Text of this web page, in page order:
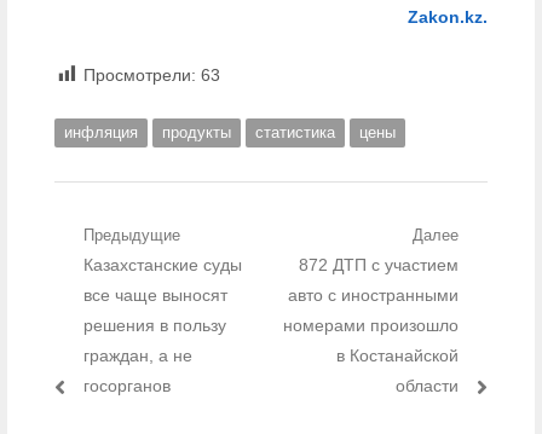
Zakon.kz.
Просмотрели: 63
инфляция продукты статистика цены
Навигация по записям
Предыдущие
Предыдущий пост:
Казахстанские суды
все чаще выносят
решения в пользу
граждан, а не
госорганов
Далее
Следующий пост:
872 ДТП с участием
авто с иностранными
номерами произошло
в Костанайской
области